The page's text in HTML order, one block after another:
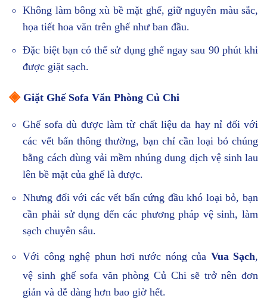
Không làm bông xù bề mặt ghế, giữ nguyên màu sắc,
họa tiết hoa văn trên ghế như ban đầu.
Đặc biệt bạn có thể sử dụng ghế ngay sau 90 phút khi
được giặt sạch.
◈ Giặt Ghế Sofa Văn Phòng Củ Chi
Ghế sofa dù được làm từ chất liệu da hay nỉ đối với
các vết bẩn thông thường, bạn chỉ cần loại bỏ chúng
bằng cách dùng vải mềm nhúng dung dịch vệ sinh lau
lên bề mặt của ghế là được.
Nhưng đối với các vết bẩn cứng đầu khó loại bỏ, bạn
cần phải sử dụng đến các phương pháp vệ sinh, làm
sạch chuyên sâu.
Với công nghệ phun hơi nước nóng của Vua Sạch,
vệ sinh ghế sofa văn phòng Củ Chi sẽ trở nên đơn
giản và dễ dàng hơn bao giờ hết.